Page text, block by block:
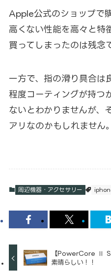
Apple公式のショップで
高くない性能を高々と特
買ってしまったのは残念で
一方で、指の滑り具合は
程度コーティングが持つ
ないとわかりませんが、
アリなのかもしれません。
周辺機器・アクセサリー
【PowerCore Ⅱ
素晴らしい！！